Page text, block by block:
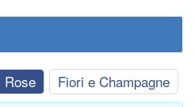
Rose Fiori e Champagne